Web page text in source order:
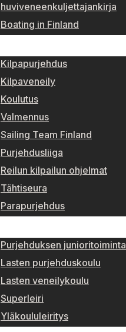
huviveneenkuljettajankirja
Boating in Finland
Kilpapurjehdus
Kilpaveneily
Koulutus
Valmennus
Sailing Team Finland
Purjehdusliiga
Reilun kilpailun ohjelmat
Tähtiseura
Parapurjehdus
Purjehduksen junioritoiminta
Lasten purjehduskoulu
Lasten veneilykoulu
Superleiri
Yläkoululeiritys